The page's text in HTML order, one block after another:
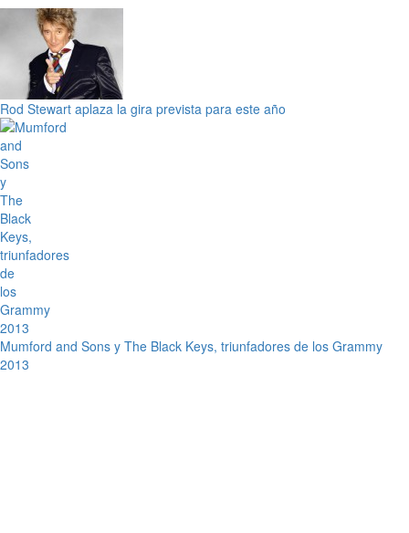
Rod Stewart aplaza la gira prevista para este año
Mumford and Sons y The Black Keys, triunfadores de los Grammy
2013